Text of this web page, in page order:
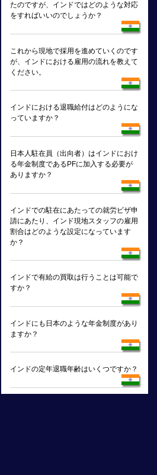
たのですが、インドではどのような対応
をすればいいのでしょうか？
これから現地で採用を進めていくのです
が、インドにおける雇用の流れを教えて
ください。
インドにおける退職給付はどのようにな
っていますか？
日本人駐在員（出向者）はインドにおけ
る年金制度であるPFに加入する必要が
ありますか？
インドでの駐在にあたっての就労ビザ申
請にあたり、インド現地スタッフの雇用
割合はどのような設定になっています
か？
インドで有給の買取は行うことは可能で
すか？
インドにも日本のような年金制度があり
ますか？
インドの定年退職年齢はいくつですか？